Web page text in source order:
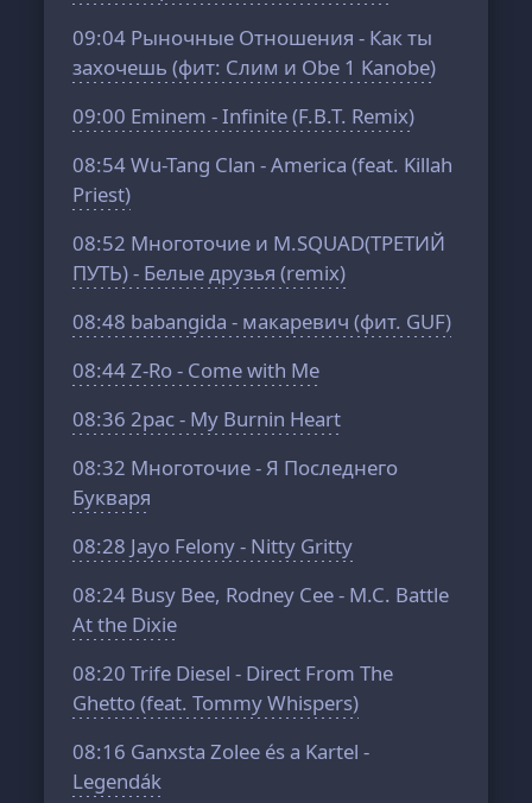
09:04 Рыночные Отношения - Как ты
захочешь (фит: Слим и Obe 1 Kanobe)
09:00 Eminem - Infinite (F.B.T. Remix)
08:54Wu-Tang Clan - America (feat. Killah
Priest)
08:52 Многоточие и M.SQUAD(ТРЕТИЙ
ПУТЬ) - Белые друзья (remix)
08:48 babangida - макаревич (фит. GUF)
08:44Z-Ro - Come with Me
08:36 2pac - My Burnin Heart
08:32 Многоточие - Я Последнего
Букваря
08:28 Jayo Felony - Nitty Gritty
08:24 Busy Bee, Rodney Cee - M.C. Battle
At the Dixie
08:20 Trife Diesel - Direct From The
Ghetto (feat. Tommy Whispers)
08:16 Ganxsta Zolee és a Kartel -
Legendák